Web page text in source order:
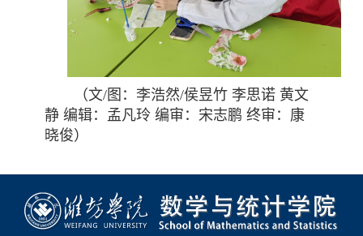
（文/图：李浩然/侯昱竹 李思诺 黄文
静 编辑：孟凡玲 编审：宋志鹏 终审：康
晓俊）